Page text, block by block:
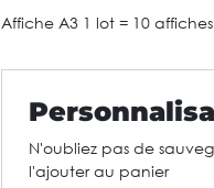
Affiche A3 1 lot = 10 affiches
N'oubliez pas de
l'ajouter au panier